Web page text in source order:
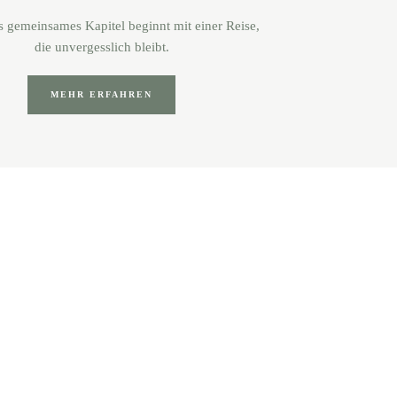
gemeinsames Kapitel beginnt mit einer Reise,
die unvergesslich bleibt.
MEHR ERFAHREN